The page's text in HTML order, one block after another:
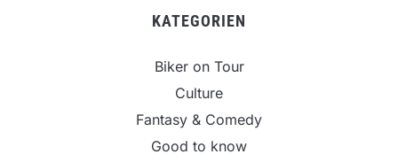
KATEGORIEN
Biker on Tour
Culture
Fantasy & Comedy
Good to know